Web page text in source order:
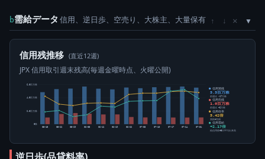
b需給データ 信用、逆日歩、空売り、大株主、大量保有 ↑ ↓ ×
信用残推移 (直近12週)
JPX 信用取引週末残高(毎週金曜時点、火曜公開)
0株
2.0百万株
4.0百万株
6.0百万株
05-15 05-22 05-29 06-05 06-12 06-19 06-26 07-03 07-10 07-17 07-24 07-31
信用買残
5.5百万株
前週比 -17万株
信用売残
1.0百万株
前週比 +2万株
信用倍率
5.42倍
買残÷売残
信用需給
+2.17倍
純信用残÷5日平均出来高